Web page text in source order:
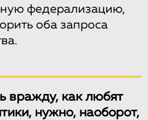
федерализацию,
оба запроса
вражду, как любят
нужно, наоборот,